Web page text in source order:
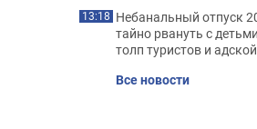
13:18 Небанальный отпуск
тайно рвануть с
толп туристов и
Все новости